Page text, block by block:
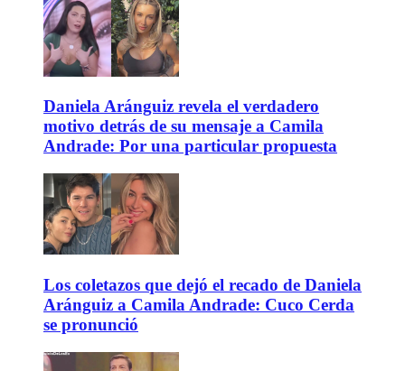
Daniela Aránguiz revela el verdadero
motivo detrás de su mensaje a Camila
Andrade: Por una particular propuesta
Los coletazos que dejó el recado de Daniela
Aránguiz a Camila Andrade: Cuco Cerda
se pronunció